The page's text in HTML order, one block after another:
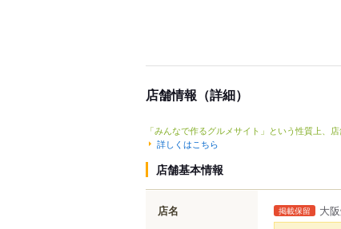
店舗情報（詳細）
「みんなで作るグルメサイト」という性質上、
詳しくはこちら
店舗基本情報
店名 掲載保留 大